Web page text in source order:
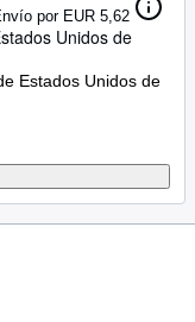
por EUR 5,62
Unidos de
Estados Unidos de